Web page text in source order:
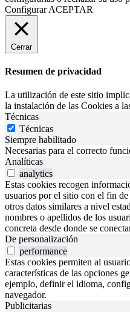
Configurar ACEPTAR
Cerrar
Resumen de privacidad
La utilización de este sitio
la instalación de las Cookies a
Técnicas
Técnicas
Siempre habilitado
Necesarias para el correcto
Analíticas
analytics
Estas cookies recogen
usuarios por el sitio con el fin
otros datos similares a nivel
nombres o apellidos de los
concreta desde donde se
De personalización
performance
Estas cookies permiten al
características de las opciones
ejemplo, definir el idioma,
navegador.
Publicitarias